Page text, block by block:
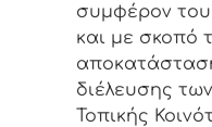
συμφέρον
και με σκοπό
διέλευσης
Τοπικής